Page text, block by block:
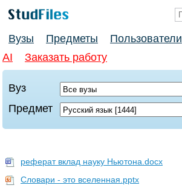
Вузы Предметы Пользователи
AI
Заказать работу
Вуз
Предмет
реферат вклад науку Ньютона.docx
Словари - это вселенная.pptx